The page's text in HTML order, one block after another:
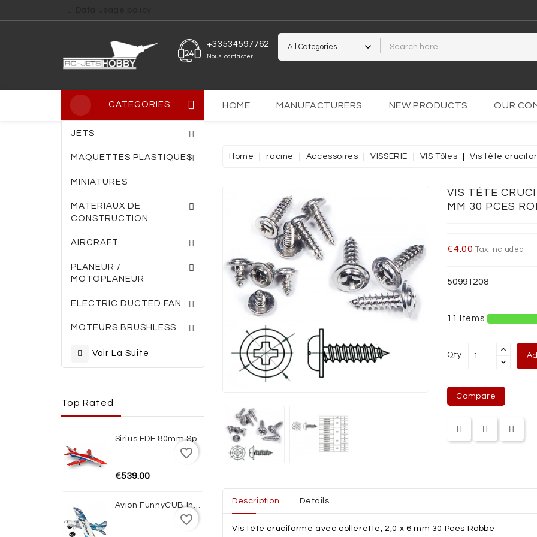
+33534597762
Nous contacter
HOME MANUFACTURERS NEW PRODUCTS OUR
CATEGORIES
JETS
MAQUETTES PLASTIQUES
MINIATURES
MATERIAUX DE
CONSTRUCTION
AIRCRAFT
PLANEUR /
MOTOPLANEUR
ELECTRIC DUCTED FAN
MOTEURS BRUSHLESS
Voir La Suite
Top Rated
€539.00
favorite_border
favorite_border
Home racine Accessoires VISSERIE VIS Tôles Vis tête
VIS TÊTE
MM 30 PCES
€4.00 Tax included
50991208
11 Items
Qty
Compare
Description Details
Vis tête cruciforme avec collerette, 2,0 x 6 mm 30 Pces Robbe